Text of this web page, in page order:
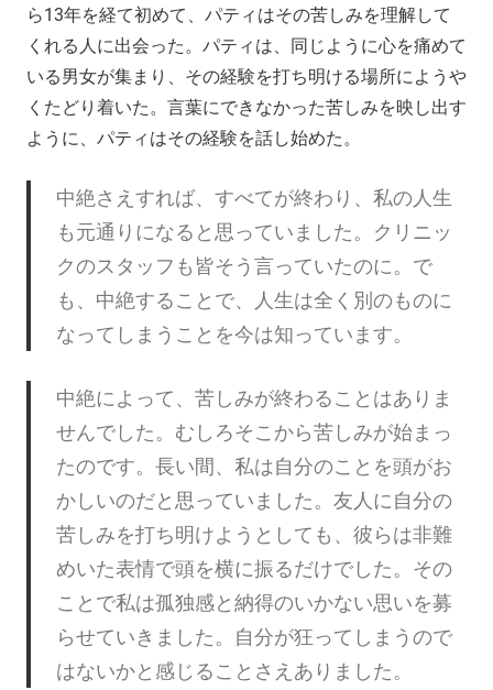
ら13年を経て初めて、パティはその苦しみを理解して
くれる人に出会った。パティは、同じように心を痛めて
いる男女が集まり、その経験を打ち明ける場所にようや
くたどり着いた。言葉にできなかった苦しみを映し出す
ように、パティはその経験を話し始めた。
中絶さえすれば、すべてが終わり、私の人生
も元通りになると思っていました。クリニッ
クのスタッフも皆そう言っていたのに。で
も、中絶することで、人生は全く別のものに
なってしまうことを今は知っています。
中絶によって、苦しみが終わることはありま
せんでした。むしろそこから苦しみが始まっ
たのです。長い間、私は自分のことを頭がお
かしいのだと思っていました。友人に自分の
苦しみを打ち明けようとしても、彼らは非難
めいた表情で頭を横に振るだけでした。その
ことで私は孤独感と納得のいかない思いを募
らせていきました。自分が狂ってしまうので
はないかと感じることさえありました。